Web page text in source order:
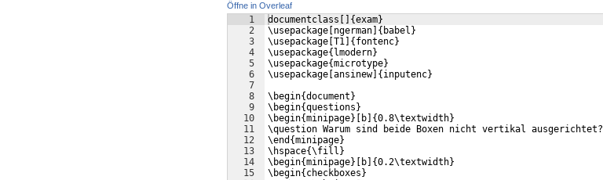
Öffne in Overleaf
1
2
3
4
5
6
7
8
9
10
11
12
13
14
15
documentclass[]{exam}
\usepackage[ngerman]{babel}
\usepackage[T1]{fontenc}
\usepackage{lmodern}
\usepackage{microtype}
\usepackage[ansinew]{inputenc}
\begin{document}
\begin{questions}
\begin{minipage}[b]{0.8\textwidth}
\question Warum sind beide Boxen nicht vertikal ausgerichtet?
\end{minipage}
\hspace{\fill}
\begin{minipage}[b]{0.2\textwidth}
\begin{checkboxes}